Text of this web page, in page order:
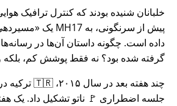
خلبانان شنیده بودند که کنترل ترافیک
پیش از سرنگونی، به MH17 یک
داده است. چگونه داستان آن‌ها در
گرفته شده بود؟ نه فقط پوشش کم،
جلسه اضطراری 🚩 ناتو تشکیل داد. یک